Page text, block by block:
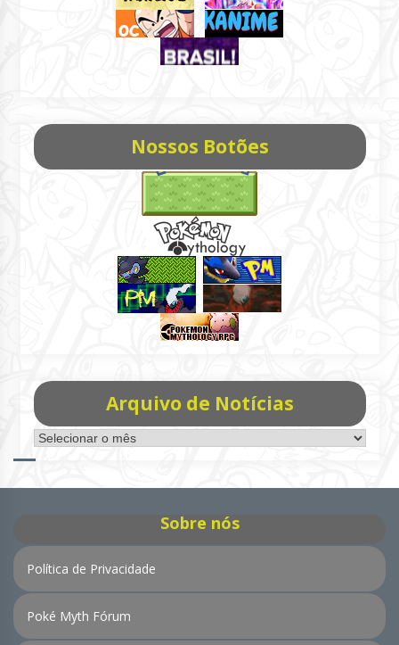
Nossos Botões
Arquivo de Notícias
Arquivo
de
Sobre nós
Política de Privacidade
Poké Myth Fórum